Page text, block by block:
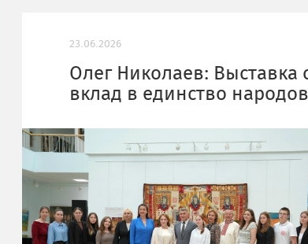
23.06.2026
Олег Николаев:
вклад в единство